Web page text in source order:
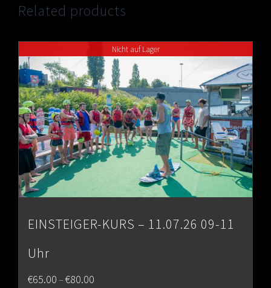
Related products
Nicht auf Lager
EINSTEIGER-KURS – 11.07.26 09-11
Uhr
€65.00–€80.00